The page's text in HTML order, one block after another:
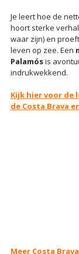
Je leert hoe de
hoort sterke
waar zijn) en
leven op zee. Een
Palamós is
indrukwekkend.
Kijk hier voor de
de Costa Brava
Meer Costa